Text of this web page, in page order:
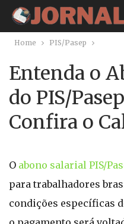
Home PIS/Pasep
Entenda o
do PIS/
Confira o
O abono salarial PIS/
para trabalhadores
condições específicas